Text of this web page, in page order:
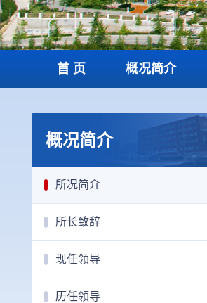
首 页 概况简介
概况简介
所况简介
所长致辞
现任领导
历任领导